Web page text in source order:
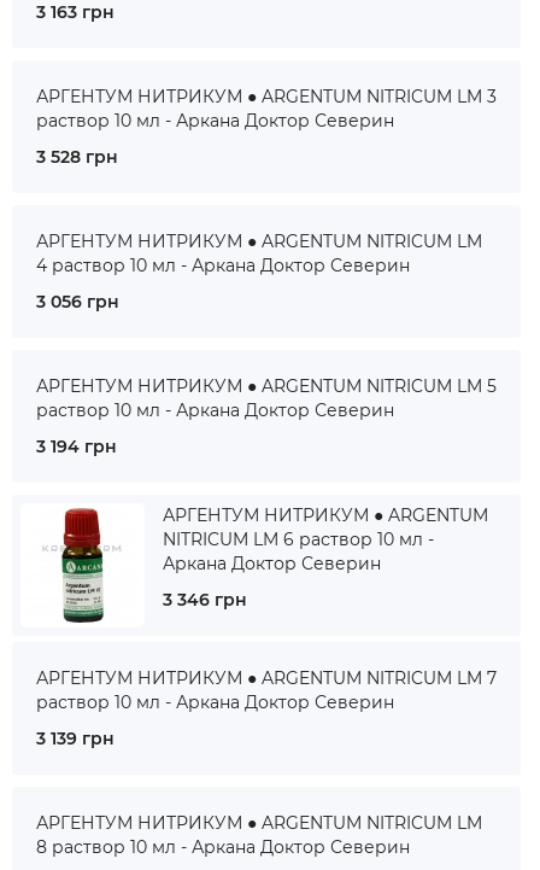
3 163 грн
АРГЕНТУМ НИТРИКУМ ● ARGENTUM NITRICUM LM 3
раствор 10 мл - Аркана Доктор Северин
3 528 грн
АРГЕНТУМ НИТРИКУМ ● ARGENTUM NITRICUM LM
4 раствор 10 мл - Аркана Доктор Северин
3 056 грн
АРГЕНТУМ НИТРИКУМ ● ARGENTUM NITRICUM LM 5
раствор 10 мл - Аркана Доктор Северин
3 194 грн
АРГЕНТУМ НИТРИКУМ ● ARGENTUM
NITRICUM LM 6 раствор 10 мл -
Аркана Доктор Северин
3 346 грн
АРГЕНТУМ НИТРИКУМ ● ARGENTUM NITRICUM LM 7
раствор 10 мл - Аркана Доктор Северин
3 139 грн
АРГЕНТУМ НИТРИКУМ ● ARGENTUM NITRICUM LM
8 раствор 10 мл - Аркана Доктор Северин